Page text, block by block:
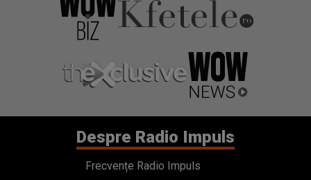
Despre Radio Impuls
Frecvențe Radio Impuls
Politica de confidentialitate
Politica de cookies
Contact
Termeni si conditii
Cod deontologic